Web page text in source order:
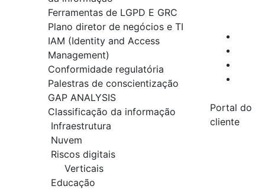
Ferramentas de LGPD E GRC
Plano diretor de negócios e TI
IAM (Identity and Access
Management)
Conformidade regulatória
Palestras de conscientização
GAP ANALYSIS
Classificação da informação
Infraestrutura
Nuvem
Riscos digitais
Verticais
Educação
Portal do
cliente